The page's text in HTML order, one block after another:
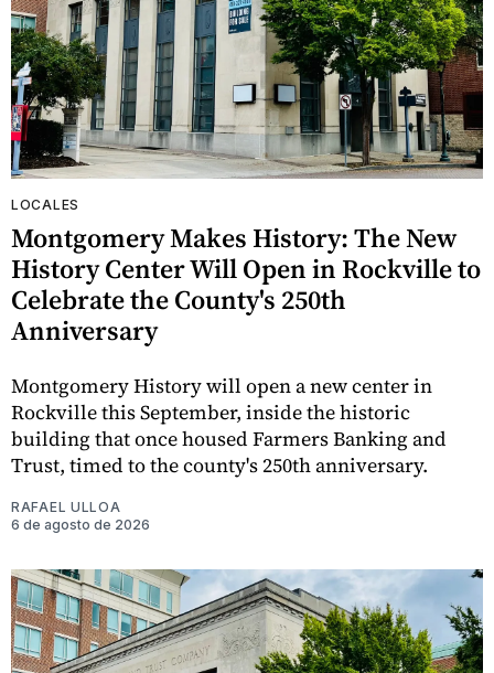
LOCALES
Montgomery Makes History: The New
History Center Will Open in Rockville to
Celebrate the County's 250th
Anniversary
Montgomery History will open a new center in
Rockville this September, inside the historic
building that once housed Farmers Banking and
Trust, timed to the county's 250th anniversary.
RAFAEL ULLOA
6 de agosto de 2026